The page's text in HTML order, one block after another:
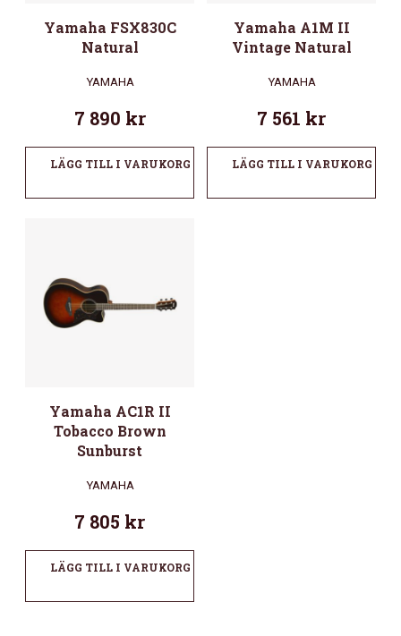
Yamaha FSX830C
Natural
YAMAHA
7 890 kr
LÄGG TILL I VARUKORG
Yamaha A1M II
Vintage Natural
YAMAHA
7 561 kr
LÄGG TILL I VARUKORG
Yamaha AC1R II
Tobacco Brown
Sunburst
YAMAHA
7 805 kr
LÄGG TILL I VARUKORG